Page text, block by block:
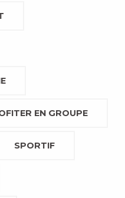
EN GROUPE
SPORTIF